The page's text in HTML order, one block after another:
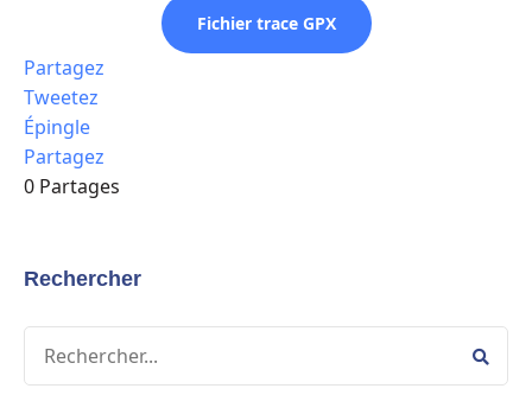
Fichier trace GPX
Partagez
Tweetez
Épingle
Partagez
0 Partages
Rechercher